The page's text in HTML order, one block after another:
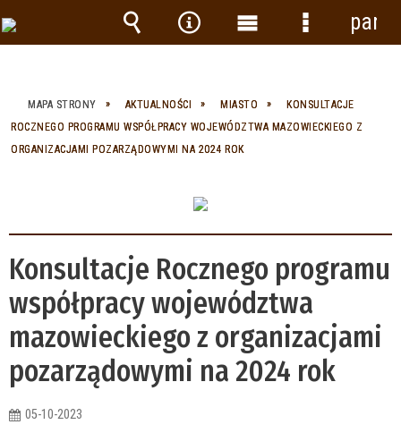
MAPA STRONY AKTUALNOŚCI MIASTO
KONSULTACJE
ROCZNEGO PROGRAMU WSPÓŁPRACY WOJEWÓDZTWA MAZOWIECKIEGO Z
ORGANIZACJAMI POZARZĄDOWYMI NA 2024 ROK
Konsultacje Rocznego programu
współpracy województwa
mazowieckiego z organizacjami
pozarządowymi na 2024 rok
05-10-2023
Wyszukiwarka
Narzędzia
Menu Menu
panel